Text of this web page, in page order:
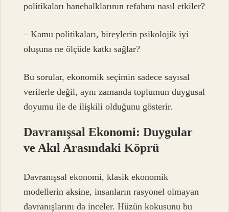
politikaları hanehalklarının refahını nasıl etkiler?
– Kamu politikaları, bireylerin psikolojik iyi
oluşuna ne ölçüde katkı sağlar?
Bu sorular, ekonomik seçimin sadece sayısal
verilerle değil, aynı zamanda toplumun duygusal
doyumu ile de ilişkili olduğunu gösterir.
Davranışsal Ekonomi: Duygular
ve Akıl Arasındaki Köprü
Davranışsal ekonomi, klasik ekonomik
modellerin aksine, insanların rasyonel olmayan
davranışlarını da inceler. Hüzün kokusunu bu